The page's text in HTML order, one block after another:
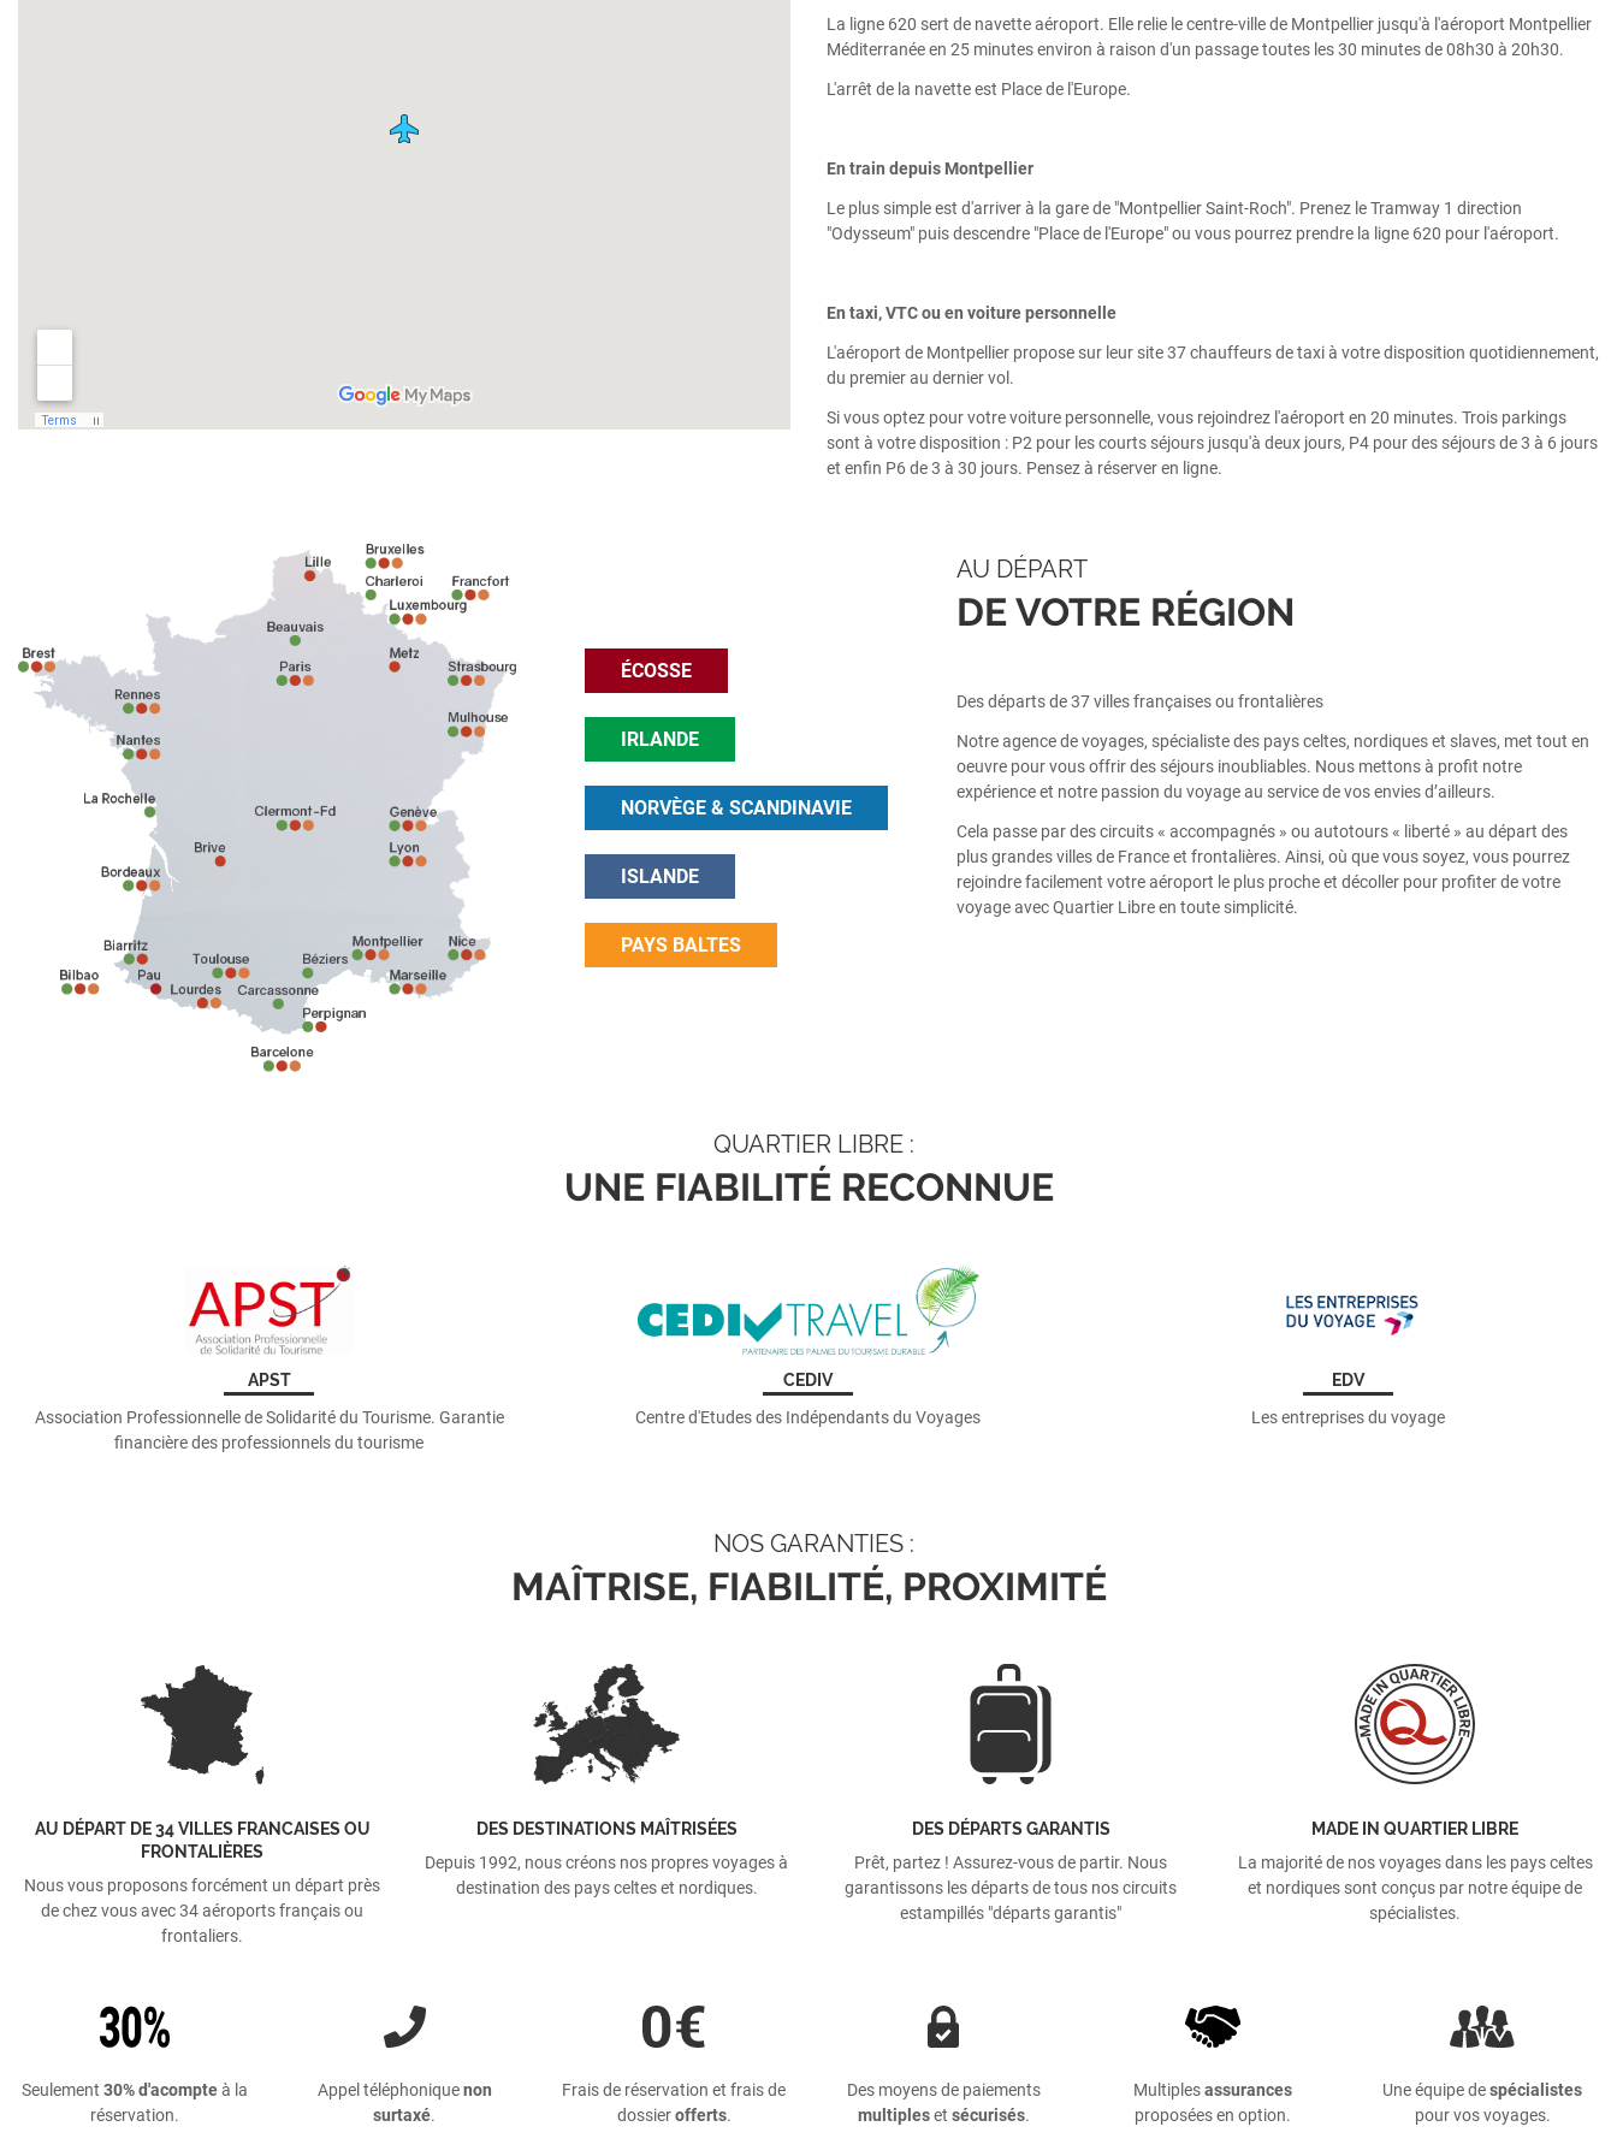
La ligne 620 sert de navette aéroport. Elle relie le centre-ville de Montpellier jusqu'à l'aéroport Montpellier
Méditerranée en 25 minutes environ à raison d'un passage toutes les 30 minutes de 08h30 à 20h30.
L'arrêt de la navette est Place de l'Europe.
En train depuis Montpellier
Le plus simple est d'arriver à la gare de "Montpellier Saint-Roch". Prenez le Tramway 1 direction
"Odysseum" puis descendre "Place de l'Europe" ou vous pourrez prendre la ligne 620 pour l'aéroport.
En taxi, VTC ou en voiture personnelle
L'aéroport de Montpellier propose sur leur site 37 chauffeurs de taxi à votre disposition quotidiennement,
du premier au dernier vol.
Si vous optez pour votre voiture personnelle, vous rejoindrez l'aéroport en 20 minutes. Trois parkings
sont à votre disposition : P2 pour les courts séjours jusqu'à deux jours, P4 pour des séjours de 3 à 6 jours
et enfin P6 de 3 à 30 jours. Pensez à réserver en ligne.
ÉCOSSE
IRLANDE
NORVÈGE & SCANDINAVIE
ISLANDE
PAYS BALTES
AU DÉPART
DE VOTRE RÉGION
Des départs de 37 villes françaises ou frontalières
Notre agence de voyages, spécialiste des pays celtes, nordiques et slaves, met tout en
oeuvre pour vous offrir des séjours inoubliables. Nous mettons à profit notre
expérience et notre passion du voyage au service de vos envies d’ailleurs.
Cela passe par des circuits « accompagnés » ou autotours « liberté » au départ des
plus grandes villes de France et frontalières. Ainsi, où que vous soyez, vous pourrez
rejoindre facilement votre aéroport le plus proche et décoller pour profiter de votre
voyage avec Quartier Libre en toute simplicité.
QUARTIER LIBRE :
UNE FIABILITÉ RECONNUE
APST
Association Professionnelle de Solidarité du Tourisme. Garantie
financière des professionnels du tourisme
CEDIV
Centre d'Etudes des Indépendants du Voyages
EDV
Les entreprises du voyage
NOS GARANTIES :
MAÎTRISE, FIABILITÉ, PROXIMITÉ
AU DÉPART DE 34 VILLES FRANCAISES OU
FRONTALIÈRES
Nous vous proposons forcément un départ près
de chez vous avec 34 aéroports français ou
frontaliers.
DES DESTINATIONS MAÎTRISÉES
Depuis 1992, nous créons nos propres voyages à
destination des pays celtes et nordiques.
DES DÉPARTS GARANTIS
Prêt, partez ! Assurez-vous de partir. Nous
garantissons les départs de tous nos circuits
estampillés "départs garantis"
MADE IN QUARTIER LIBRE
La majorité de nos voyages dans les pays celtes
et nordiques sont conçus par notre équipe de
spécialistes.
Seulement 30% d'acompteà la
réservation.
Appel téléphoniquenon
surtaxé.
Frais de réservation et frais de
dossierofferts.
Des moyens de paiements
multipleset sécurisés.
Multiplesassurances
proposées en option.
Une équipe despécialistes
pour vos voyages.